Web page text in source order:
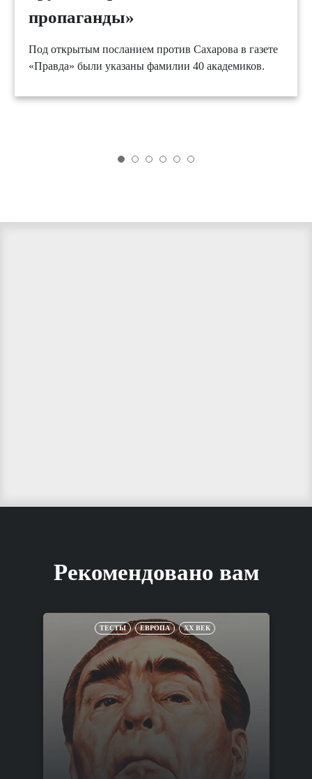
пропаганды»
Под открытым посланием против Сахарова в газете
«Правда» были указаны фамилии 40 академиков.
Рекомендовано вам
ТЕСТЫ ЕВРОПА XX ВЕК